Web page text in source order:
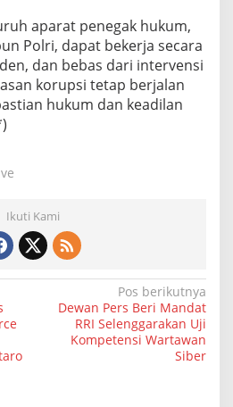
aparat penegak hukum,
Polri, dapat bekerja secara
dan bebas dari intervensi
korupsi tetap berjalan
hukum dan keadilan
Ikuti Kami
Pos berikutnya
Dewan Pers Beri Mandat
RRI Selenggarakan Uji
Kompetensi Wartawan
Siber